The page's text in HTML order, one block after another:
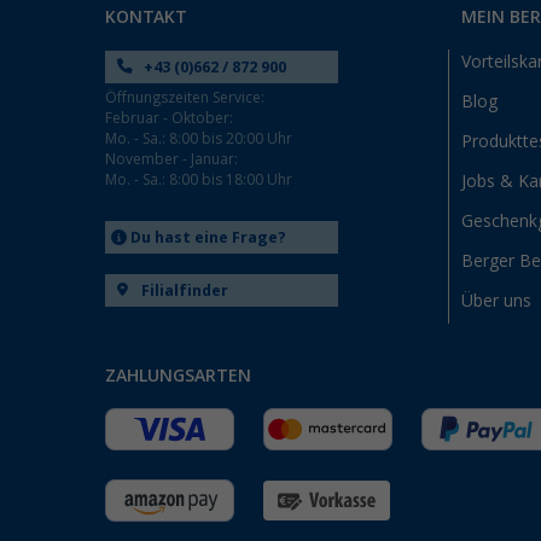
Heiligenzimmern (2)
Herten (3)
Hooksiel (2)
Isny im Allgäu (1)
Kerpen (2)
Kiel (1)
Klettgau / Erzingen (1)
Leipzig - Wiedemar (1)
Linz/Traun (AT) (1)
KONTAKT
+43 (0)662 / 872 900
Öffnungszeiten Service:
Februar - Oktober:
Mo. - Sa.: 8:00 bis 20:00 Uhr
November - Januar:
Mo. - Sa.: 8:00 bis 18:00 Uhr
Du hast eine Frage?
Filialfinder
MEIN
Blog
Jobs &
Berger
Über uns
ZAHLUNGSARTEN